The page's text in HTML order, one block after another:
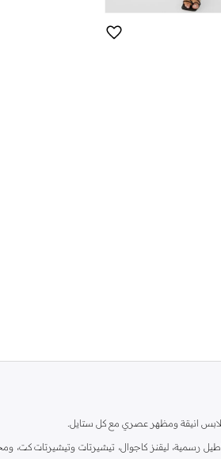
لك ملابس انيقة ومظهر عصري مع كل ستايل.
رسمية، ليقنز كاجوال، تيشيرتات وتيشيرتات كت،